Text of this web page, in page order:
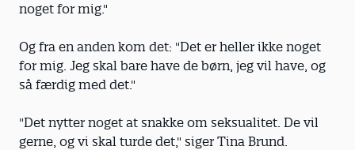
noget for mig."
Og fra en anden kom det: "Det er heller ikke noget
for mig. Jeg skal bare have de børn, jeg vil have, og
så færdig med det."
"Det nytter noget at snakke om seksualitet. De vil
gerne, og vi skal turde det," siger Tina Brund.